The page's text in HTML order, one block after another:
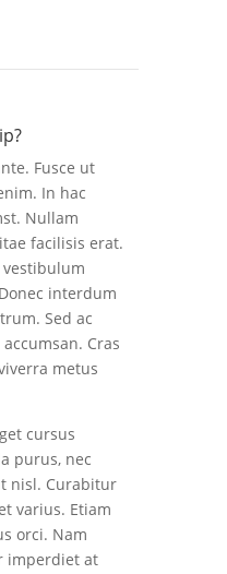
Fusce ut
In hac
Nullam
facilisis erat.
interdum
Sed ac
Cras
metus
cursus
purus, nec
nisl. Curabitur
varius. Etiam
orci. Nam
imperdiet at